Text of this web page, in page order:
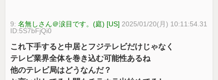
9:名無しさん＠涙目です。(庭) [US] 2025/01/20(月) 10:11:54.31
ID:5S7bFjQi0
これ下手すると中居とフジテレビだけじゃなく
テレビ業界全体を巻き込む可能性あるね
他のテレビ局はどうなんだ？